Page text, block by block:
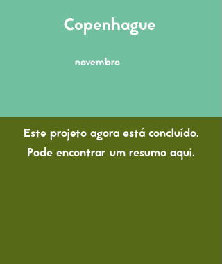
Copenhague
novembro
Este projeto agora está concluído.
Pode encontrar um resumo aqui.